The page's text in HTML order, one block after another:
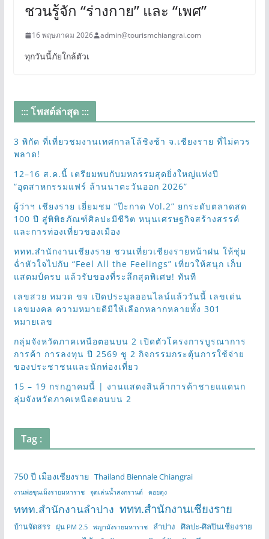
ชวนรู้จัก “ร่างกาย” และ “เพศ”
16 พฤษภาคม 2026 admin@tourismchiangrai.com
ทุกวันนี้ภัยใกล้ตัวเ
::: โพสต์ล่าสุด :::
3 พิกัด ที่เที่ยวชมงานเทศกาลโล้ชิงช้า จ.เชียงราย ที่ไม่ควร
พลาด!
12–16 ส.ค.นี้ เตรียมพบกับมหกรรมสุดยิ่งใหญ่แห่งปี
“อุตสาหกรรมแฟร์ ล้านนาตะวันออก 2026”
ผู้ว่าฯ เชียงราย เยี่ยมชม “ป๊ะกาด Vol.2” ยกระดับตลาดสด
100 ปี สู่พิพิธภัณฑ์ศิลปะมีชีวิต หนุนเศรษฐกิจสร้างสรรค์
และการท่องเที่ยวของเมือง
ททท.สำนักงานเชียงราย ชวนเที่ยวเชียงรายหน้าฝน ให้ชุ่ม
ฉ่ำหัวใจไปกับ “Feel All the Feelings” เที่ยวให้สนุก เก็บ
แสตมป์ครบ แล้วรับของที่ระลึกสุดพิเศษ! ทันที
เลขสวย หมวด ขจ เปิดประมูลออนไลน์แล้ววันนี้ เลขเด่น
เลขมงคล ความหมายดีมีให้เลือกหลากหลายทั้ง 301
หมายเลข
กลุ่มจังหวัดภาคเหนือตอนบน 2 เปิดตัวโครงการบูรณาการ
การค้า การลงทุน ปี 2569 ชู 2 กิจกรรมกระตุ้นการใช้จ่าย
ของประชาชนและนักท่องเที่ยว
15 – 19 กรกฎาคมนี้ | งานแสดงสินค้าการค้าชายแแดนก
ลุ่มจังหวัดภาคเหนือตอนบน 2
Tag :
750 ปี เมืองเชียงราย Thailand Biennale Chiangrai
งานพ่อขุนเม็งรายมหาราช จุดเล่นน้ำสงกรานต์ ดอยตุง
ททท.สำนักงานลำปาง ททท.สำนักงานเชียงราย
บ้านจัดสรร ฝุ่น PM 2.5 พญามังรายมหาราช ลำปาง ศิลปะ-ศิลปินเชียงราย